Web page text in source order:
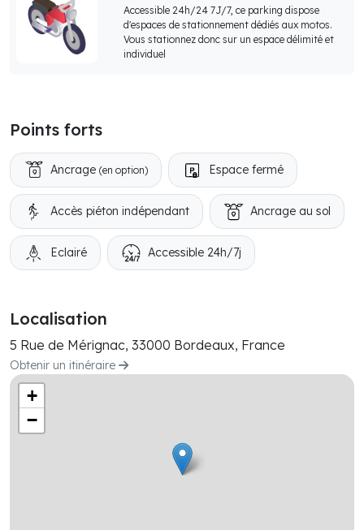
Accessible 24h/24 7J/7, ce parking dispose
d'espaces de stationnement dédiés aux motos.
Vous stationnez donc sur un espace délimité et
individuel
Points forts
Ancrage (en option) Espace fermé
Accès piéton indépendant Ancrage au sol
Eclairé Accessible 24h/7j
Localisation
5 Rue de Mérignac, 33000 Bordeaux, France
Obtenir un itinéraire
+
−